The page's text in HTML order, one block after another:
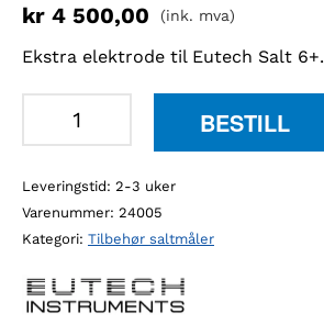
kr 4 500,00 (ink. mva)
Ekstra elektrode til Eutech Salt 6+.
til
COND
6+
antall
BESTILL
Leveringstid: 2-3 uker
Varenummer: 24005
Kategori: Tilbehør saltmåler